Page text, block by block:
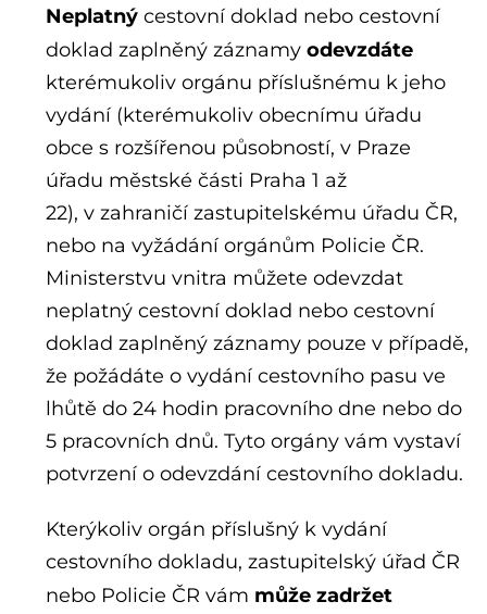
Neplatný cestovní doklad nebo cestovní
doklad zaplněný záznamy odevzdáte
kterémukoliv orgánu příslušnému k jeho
vydání (kterémukoliv obecnímu úřadu
obce s rozšířenou působností, v Praze
úřadu městské části Praha 1 až
22), v zahraničí zastupitelskému úřadu ČR,
nebo na vyžádání orgánům Policie ČR.
Ministerstvu vnitra můžete odevzdat
neplatný cestovní doklad nebo cestovní
doklad zaplněný záznamy pouze v případě,
že požádáte o vydání cestovního pasu ve
lhůtě do 24 hodin pracovního dne nebo do
5 pracovních dnů. Tyto orgány vám vystaví
potvrzení o odevzdání cestovního dokladu.
Kterýkoliv orgán příslušný k vydání
cestovního dokladu, zastupitelský úřad ČR
nebo Policie ČR vám může zadržet